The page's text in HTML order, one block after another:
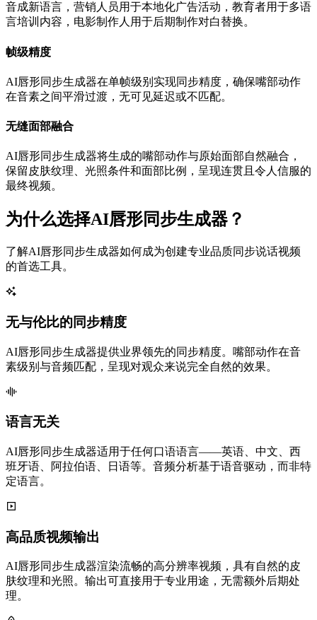
音成新语言，营销人员用于本地化广告活动，教育者用于多语
言培训内容，电影制作人用于后期制作对白替换。
帧级精度
AI唇形同步生成器在单帧级别实现同步精度，确保嘴部动作
在音素之间平滑过渡，无可见延迟或不匹配。
无缝面部融合
AI唇形同步生成器将生成的嘴部动作与原始面部自然融合，
保留皮肤纹理、光照条件和面部比例，呈现连贯且令人信服的
最终视频。
为什么选择AI唇形同步生成器？
了解AI唇形同步生成器如何成为创建专业品质同步说话视频
的首选工具。
无与伦比的同步精度
AI唇形同步生成器提供业界领先的同步精度。嘴部动作在音
素级别与音频匹配，呈现对观众来说完全自然的效果。
语言无关
AI唇形同步生成器适用于任何口语语言——英语、中文、西
班牙语、阿拉伯语、日语等。音频分析基于语音驱动，而非特
定语言。
高品质视频输出
AI唇形同步生成器渲染流畅的高分辨率视频，具有自然的皮
肤纹理和光照。输出可直接用于专业用途，无需额外后期处
理。